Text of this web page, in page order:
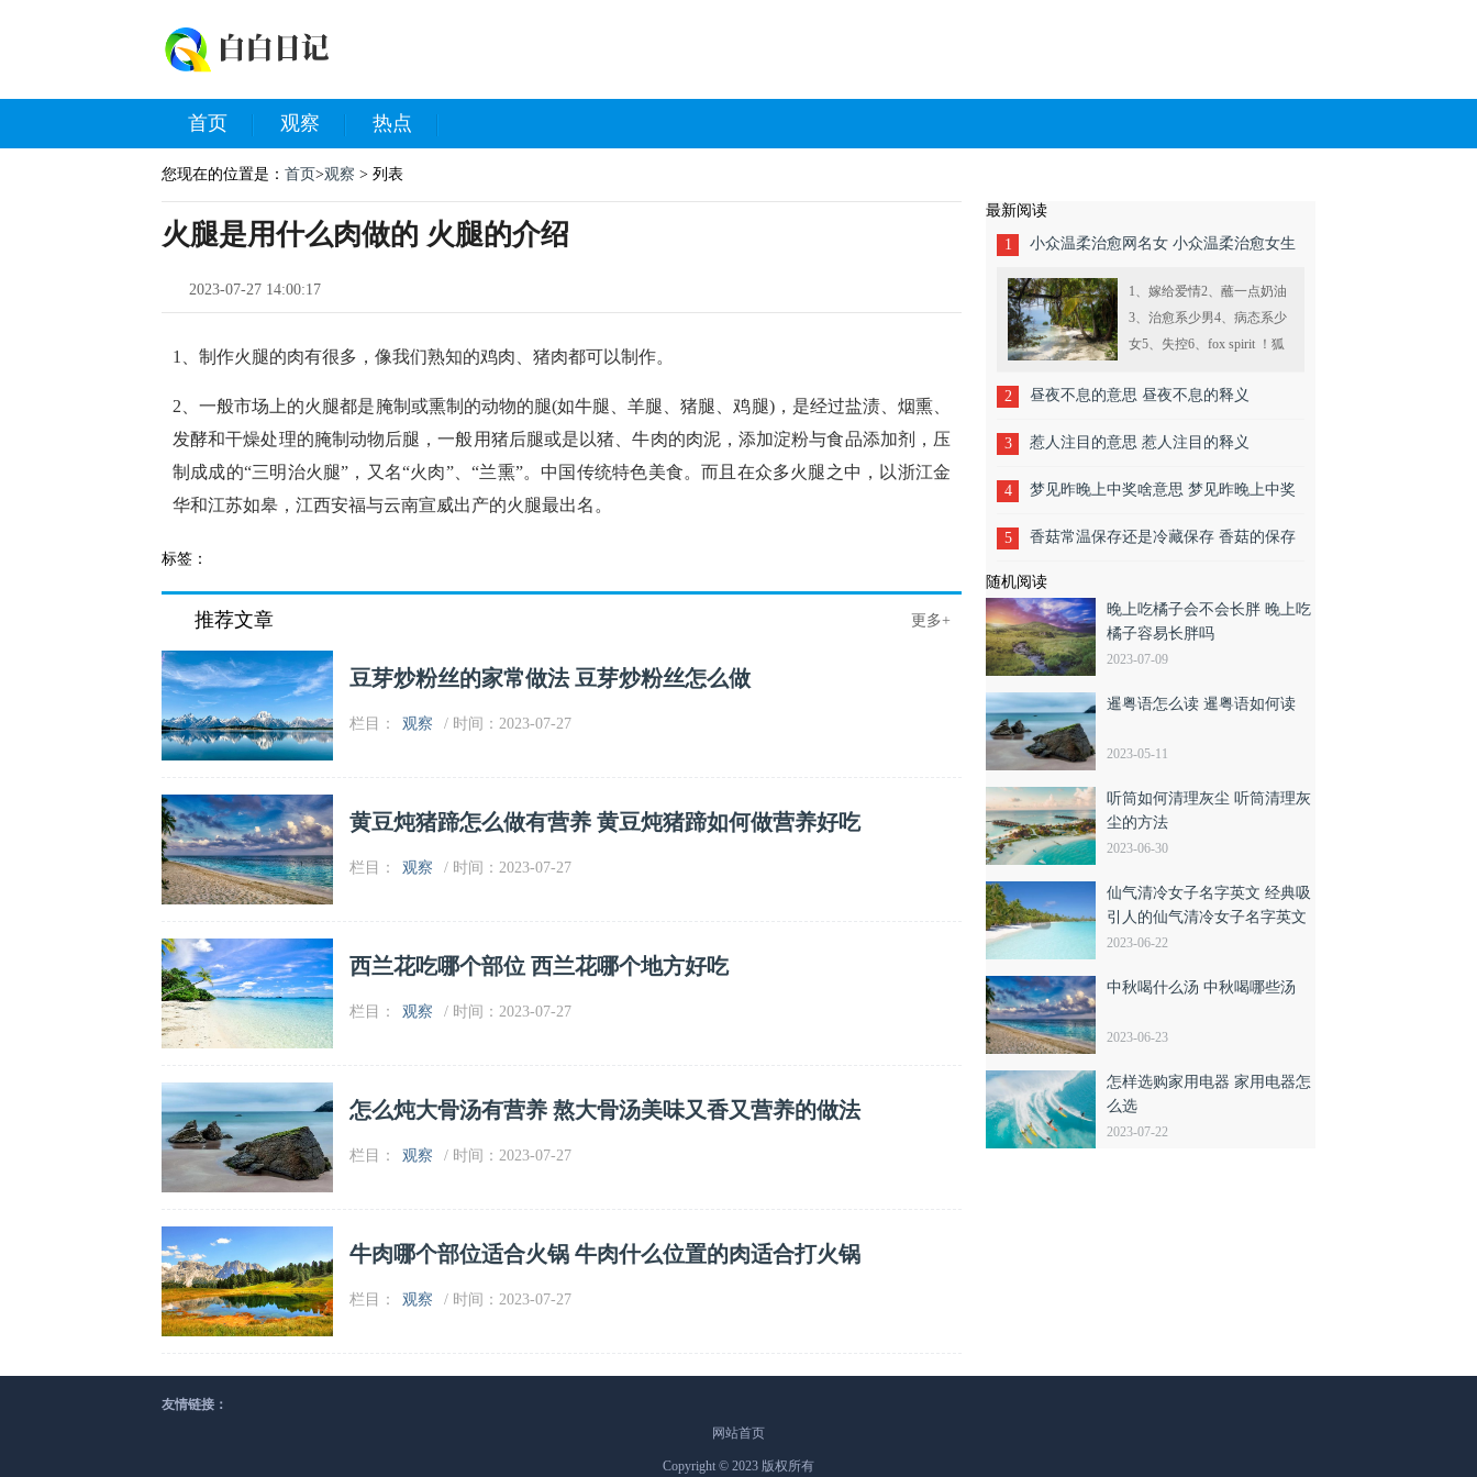
首页 观察 热点
您现在的位置是： 首页>观察 > 列表
火腿是用什么肉做的 火腿的介绍
2023-07-27 14:00:17
1、制作火腿的肉有很多，像我们熟知的鸡肉、猪肉都可以制作。
2、一般市场上的火腿都是腌制或熏制的动物的腿(如牛腿、羊腿、猪腿、鸡腿)，是经过盐渍、烟熏、
发酵和干燥处理的腌制动物后腿，一般用猪后腿或是以猪、牛肉的肉泥，添加淀粉与食品添加剂，压
制成成的“三明治火腿”，又名“火肉”、“兰熏”。中国传统特色美食。而且在众多火腿之中，以浙江金
华和江苏如皋，江西安福与云南宣威出产的火腿最出名。
标签：
推荐文章 更多+
豆芽炒粉丝的家常做法 豆芽炒粉丝怎么做
栏目： 观察 / 时间：2023-07-27
黄豆炖猪蹄怎么做有营养 黄豆炖猪蹄如何做营养好吃
栏目： 观察 / 时间：2023-07-27
西兰花吃哪个部位 西兰花哪个地方好吃
栏目： 观察 / 时间：2023-07-27
怎么炖大骨汤有营养 熬大骨汤美味又香又营养的做法
栏目： 观察 / 时间：2023-07-27
牛肉哪个部位适合火锅 牛肉什么位置的肉适合打火锅
栏目： 观察 / 时间：2023-07-27
最新阅读
1 小众温柔治愈网名女 小众温柔治愈女生
网名精选
1、嫁给爱情2、蘸一点奶油
3、治愈系少男4、病态系少
女5、失控6、fox spirit ！狐
雾9、崆恍10、脑袋困掉了
2 昼夜不息的意思 昼夜不息的释义
3 惹人注目的意思 惹人注目的释义
4 梦见昨晚上中奖啥意思 梦见昨晚上中奖
代表什么
5 香菇常温保存还是冷藏保存 香菇的保存
方法
随机阅读
晚上吃橘子会不会长胖 晚上吃
橘子容易长胖吗
2023-07-09
暹粤语怎么读 暹粤语如何读
2023-05-11
听筒如何清理灰尘 听筒清理灰
尘的方法
2023-06-30
仙气清冷女子名字英文 经典吸
引人的仙气清冷女子名字英文
2023-06-22
中秋喝什么汤 中秋喝哪些汤
2023-06-23
怎样选购家用电器 家用电器怎
么选
2023-07-22
友情链接：
网站首页
Copyright © 2023 版权所有